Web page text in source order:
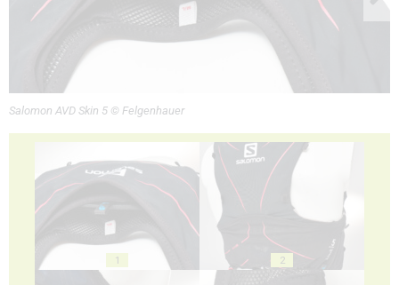
Salomon AVD Skin 5 © Felgenhauer
1 2